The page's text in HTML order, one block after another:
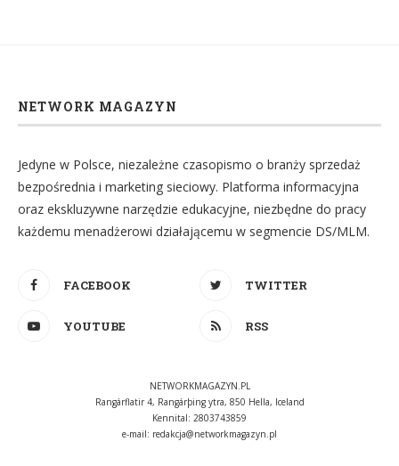
NETWORK MAGAZYN
Jedyne w Polsce, niezależne czasopismo o branży sprzedaż
bezpośrednia i marketing sieciowy. Platforma informacyjna
oraz ekskluzywne narzędzie edukacyjne, niezbędne do pracy
każdemu menadżerowi działającemu w segmencie DS/MLM.
FACEBOOK TWITTER
YOUTUBE RSS
NETWORKMAGAZYN.PL
Rangárflatir 4, Rangárþing ytra, 850 Hella, Iceland
Kennital: 2803743859
e-mail: redakcja@networkmagazyn.pl